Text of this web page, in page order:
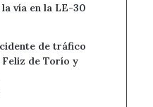
vía en la LE-30
de tráfico
Feliz de Torío y